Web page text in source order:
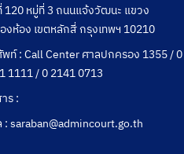
120 หมู่ที่ 3 ถนนแจ้งวัฒนะ แขวง
งห้อง เขตหลักสี่ กรุงเทพฯ 10210
พท์ : Call Center ศาลปกครอง 1355 / 0
1111 / 0 2141 0713
ร :
: saraban@admincourt.go.th